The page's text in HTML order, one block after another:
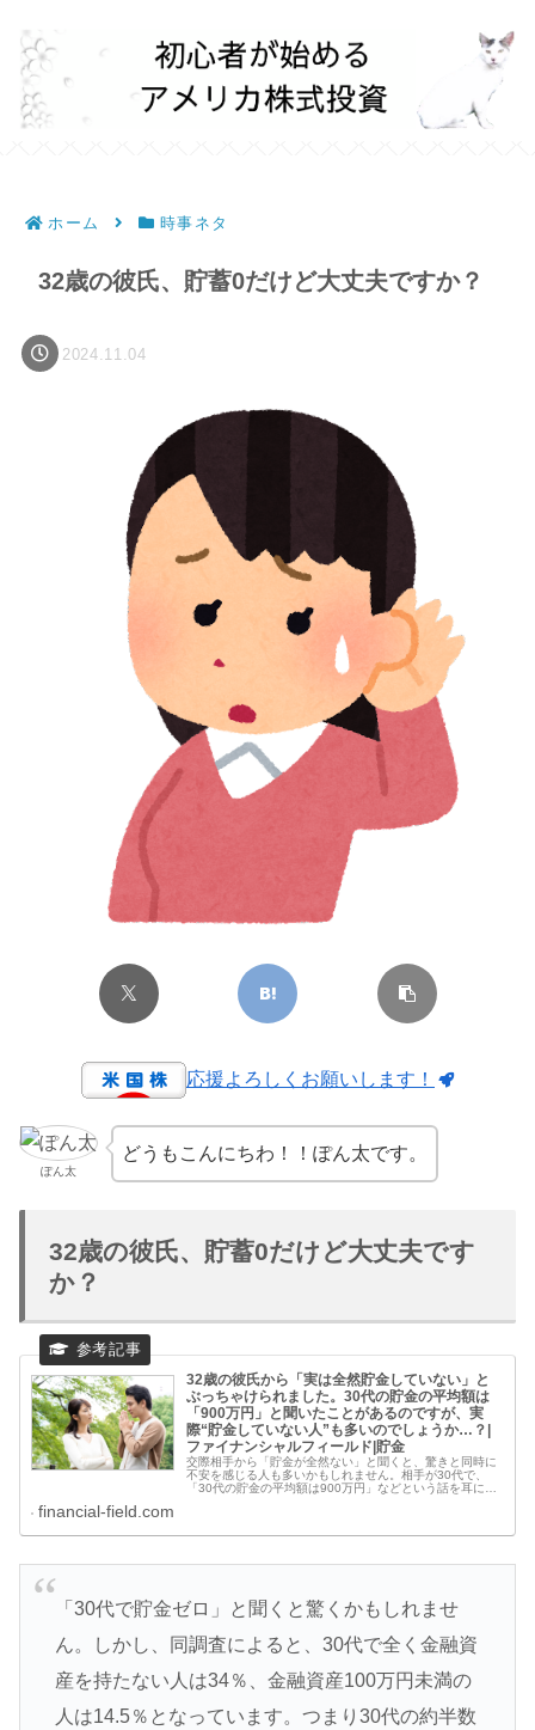
ホーム 時事ネタ
32歳の彼氏、貯蓄0だけど大丈夫ですか？
2024.11.04
応援よろしくお願いします！
ぽん太
どうもこんにちわ！！ぽん太です。
32歳の彼氏、貯蓄0だけど大丈夫です
か？
32歳の彼氏から「実は全然貯金していない」と
ぶっちゃけられました。30代の貯金の平均額は
「900万円」と聞いたことがあるのですが、実
際“貯金していない人”も多いのでしょうか…？|
ファイナンシャルフィールド|貯金
交際相手から「貯金が全然ない」と聞くと、驚きと同時に
不安を感じる人も多いかもしれません。相手が30代で、
「30代の貯金の平均額は900万円」などという話を耳にし
financial-field.com
「30代で貯金ゼロ」と聞くと驚くかもしれませ
ん。しかし、同調査によると、30代で全く金融資
産を持たない人は34％、金融資産100万円未満の
人は14.5％となっています。つまり30代の約半数